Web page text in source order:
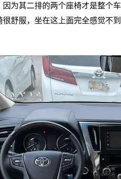
因为其二排的两个座椅才是整个
很舒服，坐在这上面完全感觉不